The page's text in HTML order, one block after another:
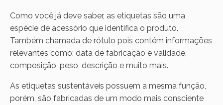
Como você já deve saber, as etiquetas são uma
espécie de acessório que identifica o produto.
Também chamada de rótulo pois contém informações
relevantes como: data de fabricação e validade,
composição, peso, descrição e muito mais.
As etiquetas sustentáveis possuem a mesma função,
porém, são fabricadas de um modo mais consciente